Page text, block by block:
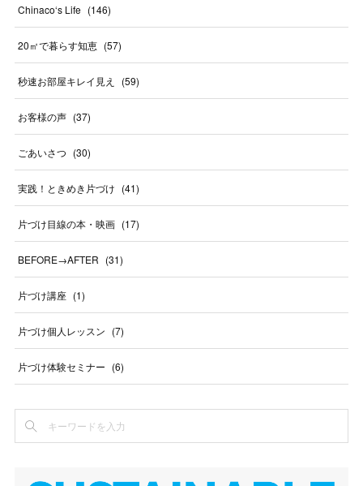
Chinaco‘s Life (146)
20㎡で暮らす知恵 (57)
秒速お部屋キレイ見え (59)
お客様の声 (37)
ごあいさつ (30)
実践！ときめき片づけ (41)
片づけ目線の本・映画 (17)
BEFORE→AFTER (31)
片づけ講座 (1)
片づけ個人レッスン (7)
片づけ体験セミナー (6)